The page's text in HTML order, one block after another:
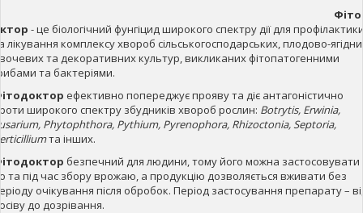
- це біологічний фунгіцид широкого спектру дії для
лікування комплексу хвороб сільськогосподарських, плодово-
та декоративних культур, викликаних фітопатогенними
та бактеріями.
ефективно попереджує прояву та діє антагоністично
широкого спектру збудників хвороб рослин: Botrytis, Erwinia,
Phytophthora, Pythium, Pyrenophora, Rhizoctonia, Septoria,
та інших.
безпечний для людини, тому його можна застосовувати
та під час збору врожаю, а продукцію дозволяється вживати без
очікування після обробок. Період застосування препарату –
до дозрівання.